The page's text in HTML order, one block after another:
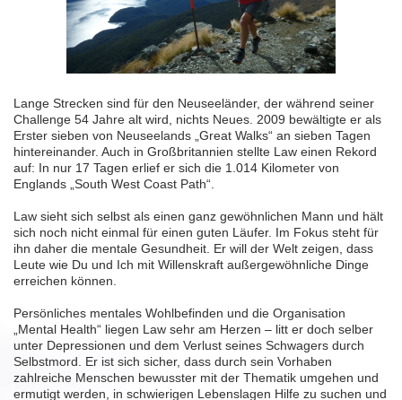
Lange Strecken sind für den Neuseeländer, der während seiner
Challenge 54 Jahre alt wird, nichts Neues. 2009 bewältigte er als
Erster sieben von Neuseelands „Great Walks“ an sieben Tagen
hintereinander. Auch in Großbritannien stellte Law einen Rekord
auf: In nur 17 Tagen erlief er sich die 1.014 Kilometer von
Englands „South West Coast Path“.
Law sieht sich selbst als einen ganz gewöhnlichen Mann und hält
sich noch nicht einmal für einen guten Läufer. Im Fokus steht für
ihn daher die mentale Gesundheit. Er will der Welt zeigen, dass
Leute wie Du und Ich mit Willenskraft außergewöhnliche Dinge
erreichen können.
Persönliches mentales Wohlbefinden und die Organisation
„Mental Health“ liegen Law sehr am Herzen – litt er doch selber
unter Depressionen und dem Verlust seines Schwagers durch
Selbstmord. Er ist sich sicher, dass durch sein Vorhaben
zahlreiche Menschen bewusster mit der Thematik umgehen und
ermutigt werden, in schwierigen Lebenslagen Hilfe zu suchen und